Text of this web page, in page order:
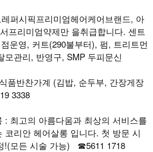
퍼시픽프리미엄헤어케어브랜드, 아
프리미엄약제만 을취급합니다. 센트
운영, 커트(290불부터), 펌, 트리트먼
모관리, 반영구, SMP 두피문신
품반찬가계 (김밥, 순두부, 간장게장
3338
최고의 아름다움과 최상의 서비스를
코리안 헤어살롱 입니다. 첫 방문 시
!(모든 시술 가능) ☎5611 1718